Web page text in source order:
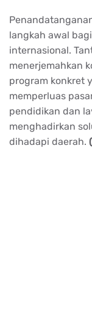
langkah awal
internasional.
menerjemahkan
program konkret
memperluas
pendidikan dan
menghadirkan
dihadapi daerah.